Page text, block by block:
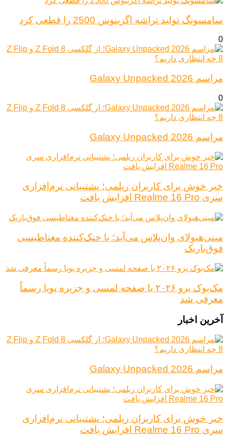
سامسونگ تولید تراشه اگزینوس 2500 را قطعی کرد
0
مراسم Galaxy Unpacked 2026
0
مراسم Galaxy Unpacked 2026
خبر خوش برای کاربران ریلمی؛ پشتیبانی نرم‌افزاری
سری Realme 16 Pro افزایش یافت
مینی‌هیولای وان‌پلاس می‌آید؛ با خنک‌کننده مغناطیسی
فوق‌باریک
مک‌بوک پرو ۲۰۲۶ با صفحه لمسی و جزیره پویا رسماً
معرفی شد
آخرین اخبار
مراسم Galaxy Unpacked 2026
خبر خوش برای کاربران ریلمی؛ پشتیبانی نرم‌افزاری
سری Realme 16 Pro افزایش یافت